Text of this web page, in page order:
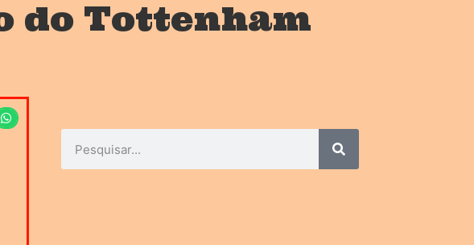
do Tottenham